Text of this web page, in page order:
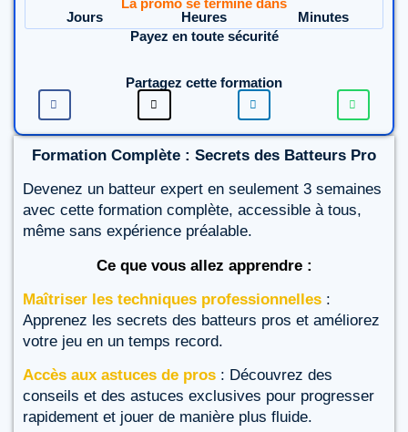
La promo se termine dans
Jours
Heures
Minutes
Payez en toute sécurité
Partagez cette formation
Formation Complète : Secrets des Batteurs Pro
Devenez un batteur expert en seulement 3 semaines
avec cette formation complète, accessible à tous,
même sans expérience préalable.
Ce que vous allez apprendre :
Maîtriser les techniques professionnelles :
Apprenez les secrets des batteurs pros et améliorez
votre jeu en un temps record.
Accès aux astuces de pros : Découvrez des
conseils et des astuces exclusives pour progresser
rapidement et jouer de manière plus fluide.